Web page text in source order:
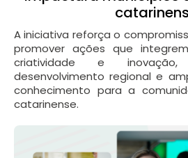
A iniciativa reforça o
promover ações que
criatividade e
desenvolvimento regional e
conhecimento para a
catarinense.